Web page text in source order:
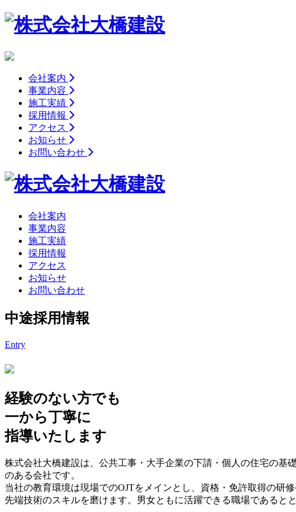
会社案内
事業内容
施工実績
採用情報
アクセス
お知らせ
お問い合わせ
会社案内
事業内容
施工実績
採用情報
アクセス
お知らせ
お問い合わせ
中途採用情報
Entry
経験のない方でも
一から丁寧に
指導いたします
株式会社大橋建設は、公共工事・大手企業の下請・個人の住宅の基
のある会社です。
当社の教育環境は現場でのOJTをメインとし、資格・免許取得の研
先端技術のスキルを磨けます。男女ともに活躍できる職場であると